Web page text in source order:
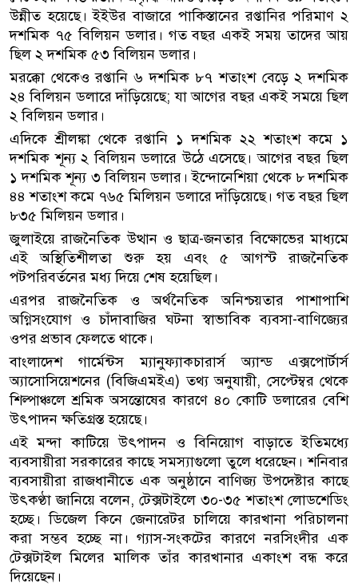
উন্নীত হয়েছে। ইইউর বাজারে পাকিস্তানের রপ্তানির পরিমাণ ২
দশমিক ৭৫ বিলিয়ন ডলার। গত বছর একই সময় তাদের আয়
ছিল ২ দশমিক ৫৩ বিলিয়ন ডলার।
মরক্কো থেকেও রপ্তানি ৬ দশমিক ৮৭ শতাংশ বেড়ে ২ দশমিক
২৪ বিলিয়ন ডলারে দাঁড়িয়েছে; যা আগের বছর একই সময়ে ছিল
২ বিলিয়ন ডলার।
এদিকে শ্রীলঙ্কা থেকে রপ্তানি ১ দশমিক ২২ শতাংশ কমে ১
দশমিক শূন্য ২ বিলিয়ন ডলারে উঠে এসেছে। আগের বছর ছিল
১ দশমিক শূন্য ৩ বিলিয়ন ডলার। ইন্দোনেশিয়া থেকে ৮ দশমিক
৪৪ শতাংশ কমে ৭৬৫ মিলিয়ন ডলারে দাঁড়িয়েছে। গত বছর ছিল
৮৩৫ মিলিয়ন ডলার।
জুলাইয়ে রাজনৈতিক উত্থান ও ছাত্র-জনতার বিক্ষোভের মাধ্যমে
এই অস্থিতিশীলতা শুরু হয় এবং ৫ আগস্ট রাজনৈতিক
পটপরিবর্তনের মধ্য দিয়ে শেষ হয়েছিল।
এরপর রাজনৈতিক ও অর্থনৈতিক অনিশ্চয়তার পাশাপাশি
অগ্নিসংযোগ ও চাঁদাবাজির ঘটনা স্বাভাবিক ব্যবসা-বাণিজ্যের
ওপর প্রভাব ফেলতে থাকে।
বাংলাদেশ গার্মেন্টস ম্যানুফ্যাকচারার্স অ্যান্ড এক্সপোর্টার্স
অ্যাসোসিয়েশনের (বিজিএমইএ) তথ্য অনুযায়ী, সেপ্টেম্বর থেকে
শিল্পাঞ্চলে শ্রমিক অসন্তোষের কারণে ৪০ কোটি ডলারের বেশি
উৎপাদন ক্ষতিগ্রস্ত হয়েছে।
এই মন্দা কাটিয়ে উৎপাদন ও বিনিয়োগ বাড়াতে ইতিমধ্যে
ব্যবসায়ীরা সরকারের কাছে সমস্যাগুলো তুলে ধরেছেন। শনিবার
ব্যবসায়ীরা রাজধানীতে এক অনুষ্ঠানে বাণিজ্য উপদেষ্টার কাছে
উৎকণ্ঠা জানিয়ে বলেন, টেক্সটাইলে ৩০-৩৫ শতাংশ লোডশেডিং
হচ্ছে। ডিজেল কিনে জেনারেটর চালিয়ে কারখানা পরিচালনা
করা সম্ভব হচ্ছে না। গ্যাস-সংকটের কারণে নরসিংদীর এক
টেক্সটাইল মিলের মালিক তাঁর কারখানার একাংশ বন্ধ করে
দিয়েছেন।